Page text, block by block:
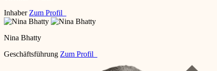
Inhaber Zum Profil
Nina Bhatty
Geschäftsführung Zum Profil